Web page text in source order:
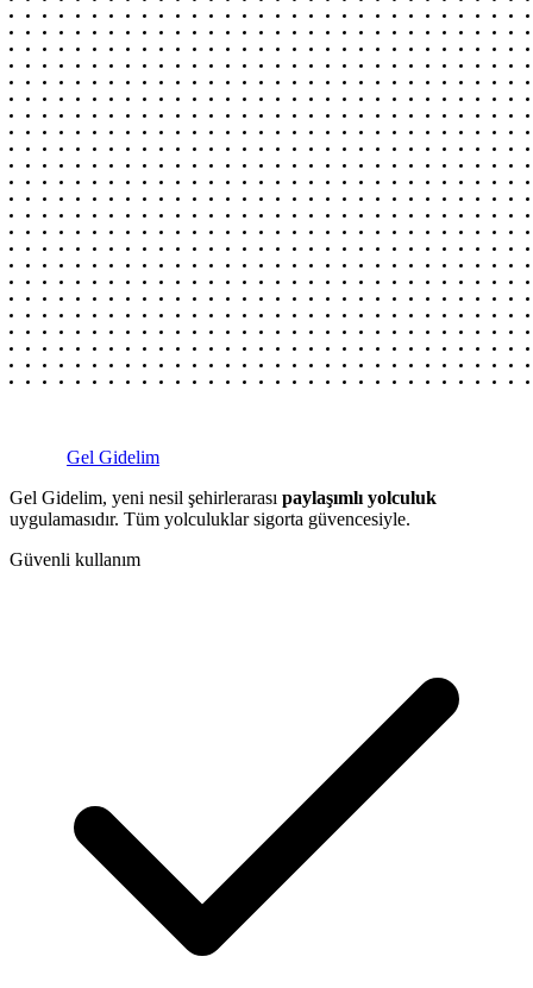
Gel Gidelim
Gel Gidelim, yeni nesil şehirlerarası paylaşımlı yolculuk
uygulamasıdır. Tüm yolculuklar sigorta güvencesiyle.
Güvenli kullanım